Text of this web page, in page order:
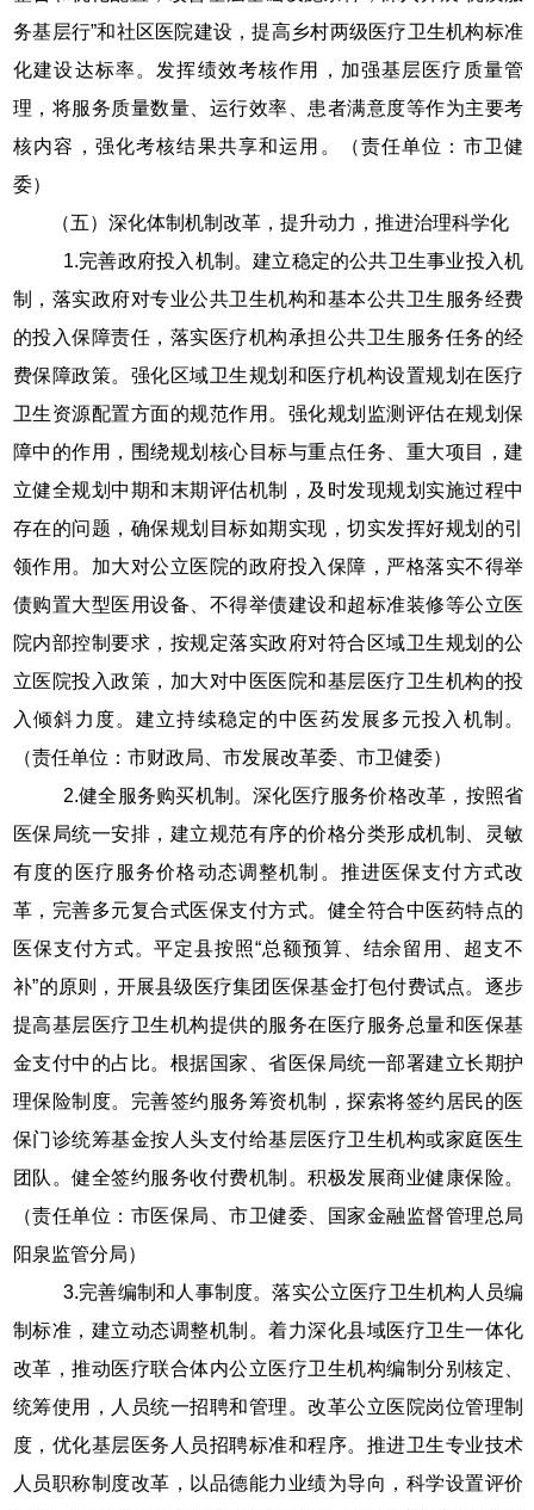
务基层行”和社区医院建设，提高乡村两级医疗卫生机构标准
化建设达标率。发挥绩效考核作用，加强基层医疗质量管
理，将服务质量数量、运行效率、患者满意度等作为主要考
核内容，强化考核结果共享和运用。（责任单位：市卫健
委）
（五）深化体制机制改革，提升动力，推进治理科学化
1.完善政府投入机制。建立稳定的公共卫生事业投入机
制，落实政府对专业公共卫生机构和基本公共卫生服务经费
的投入保障责任，落实医疗机构承担公共卫生服务任务的经
费保障政策。强化区域卫生规划和医疗机构设置规划在医疗
卫生资源配置方面的规范作用。强化规划监测评估在规划保
障中的作用，围绕规划核心目标与重点任务、重大项目，建
立健全规划中期和末期评估机制，及时发现规划实施过程中
存在的问题，确保规划目标如期实现，切实发挥好规划的引
领作用。加大对公立医院的政府投入保障，严格落实不得举
债购置大型医用设备、不得举债建设和超标准装修等公立医
院内部控制要求，按规定落实政府对符合区域卫生规划的公
立医院投入政策，加大对中医医院和基层医疗卫生机构的投
入倾斜力度。建立持续稳定的中医药发展多元投入机制。
（责任单位：市财政局、市发展改革委、市卫健委）
2.健全服务购买机制。深化医疗服务价格改革，按照省
医保局统一安排，建立规范有序的价格分类形成机制、灵敏
有度的医疗服务价格动态调整机制。推进医保支付方式改
革，完善多元复合式医保支付方式。健全符合中医药特点的
医保支付方式。平定县按照“总额预算、结余留用、超支不
补”的原则，开展县级医疗集团医保基金打包付费试点。逐步
提高基层医疗卫生机构提供的服务在医疗服务总量和医保基
金支付中的占比。根据国家、省医保局统一部署建立长期护
理保险制度。完善签约服务筹资机制，探索将签约居民的医
保门诊统筹基金按人头支付给基层医疗卫生机构或家庭医生
团队。健全签约服务收付费机制。积极发展商业健康保险。
（责任单位：市医保局、市卫健委、国家金融监督管理总局
阳泉监管分局）
3.完善编制和人事制度。落实公立医疗卫生机构人员编
制标准，建立动态调整机制。着力深化县域医疗卫生一体化
改革，推动医疗联合体内公立医疗卫生机构编制分别核定、
统筹使用，人员统一招聘和管理。改革公立医院岗位管理制
度，优化基层医务人员招聘标准和程序。推进卫生专业技术
人员职称制度改革，以品德能力业绩为导向，科学设置评价